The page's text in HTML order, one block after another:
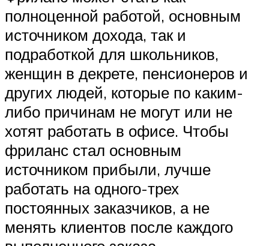
полноценной работой, основным
источником дохода, так и
подработкой для школьников,
женщин в декрете, пенсионеров и
других людей, которые по каким-
либо причинам не могут или не
хотят работать в офисе. Чтобы
фриланс стал основным
источником прибыли, лучше
работать на одного-трех
постоянных заказчиков, а не
менять клиентов после каждого